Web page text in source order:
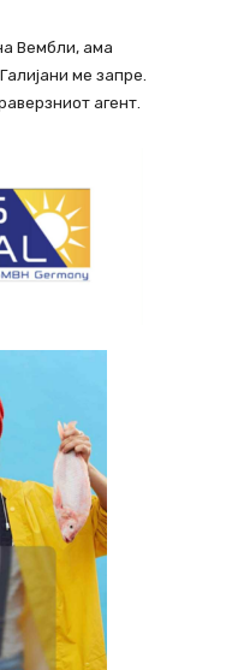
Вембли, ама
ме запре.
агент.